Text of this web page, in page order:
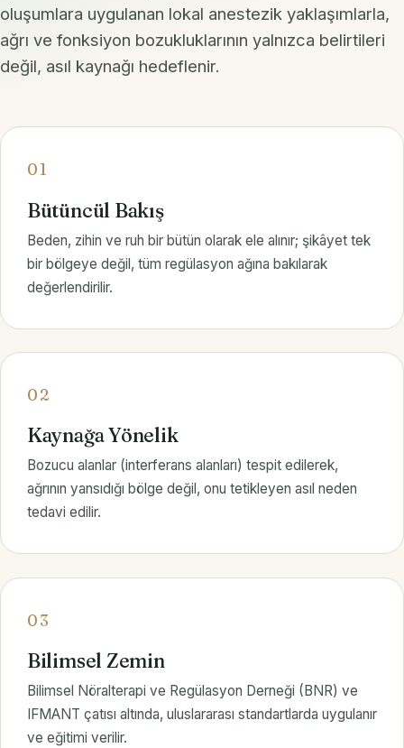
oluşumlara uygulanan lokal anestezik yaklaşımlarla,
ağrı ve fonksiyon bozukluklarının yalnızca belirtileri
değil, asıl kaynağı hedeflenir.
01
Bütüncül Bakış
Beden, zihin ve ruh bir bütün olarak ele alınır; şikâyet tek
bir bölgeye değil, tüm regülasyon ağına bakılarak
değerlendirilir.
02
Kaynağa Yönelik
Bozucu alanlar (interferans alanları) tespit edilerek,
ağrının yansıdığı bölge değil, onu tetikleyen asıl neden
tedavi edilir.
03
Bilimsel Zemin
Bilimsel Nöralterapi ve Regülasyon Derneği (BNR) ve
IFMANT çatısı altında, uluslararası standartlarda uygulanır
ve eğitimi verilir.